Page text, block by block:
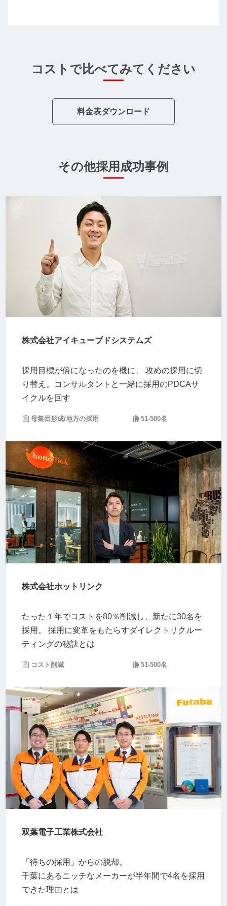
コストで比べてみてください
料金表ダウンロード
その他採用成功事例
株式会社アイキューブドシステムズ
採用目標が倍になったのを機に、 攻めの採用に切
り替え。コンサルタントと一緒に採用のPDCAサ
イクルを回す
母集団形成/地方の採用 51-500名
株式会社ホットリンク
たった１年でコストを80％削減し、新たに30名を
採用。 採用に変革をもたらすダイレクトリクルー
ティングの秘訣とは
コスト削減 51-500名
双葉電子工業株式会社
「待ちの採用」からの脱却。
千葉にあるニッチなメーカーが半年間で4名を採用
できた理由とは